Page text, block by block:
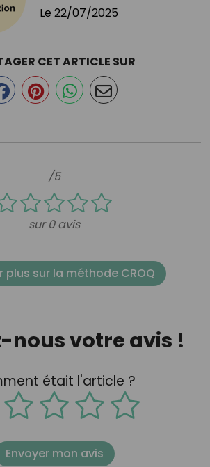
Le 22/07/2025
/5
sur 0 avis
CET ARTICLE SUR
plus sur la méthode CROQ
nous votre avis !
était l'article ?
Envoyer mon avis